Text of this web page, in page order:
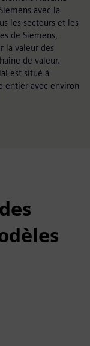
avec la
les secteurs et les
de Siemens,
la valeur des
de valeur.
est situé à
entier avec environ